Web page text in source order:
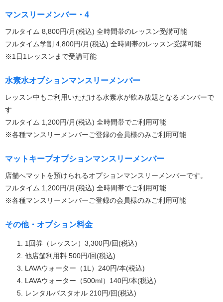
マンスリーメンバー・4
フルタイム 8,800円/月(税込) 全時間帯のレッスン受講可能
フルタイム学割 4,800円/月(税込) 全時間帯のレッスン受講可能
※1日1レッスンまで受講可能
水素水オプションマンスリーメンバー
レッスン中もご利用いただける水素水が飲み放題となるメンバーで
す
フルタイム 1,200円/月(税込) 全時間帯でご利用可能
※各種マンスリーメンバーご登録の会員様のみご利用可能
マットキープオプションマンスリーメンバー
店舗へマットを預けられるオプションマンスリーメンバーです。
フルタイム 1,200円/月(税込) 全時間帯でご利用可能
※各種マンスリーメンバーご登録の会員様のみご利用可能
その他・オプション料金
1回券（レッスン）3,300円/回(税込)
他店舗利用料 500円/回(税込)
LAVAウォーター（1L）240円/本(税込)
LAVAウォーター（500ml）140円/本(税込)
レンタルバスタオル 210円/回(税込)